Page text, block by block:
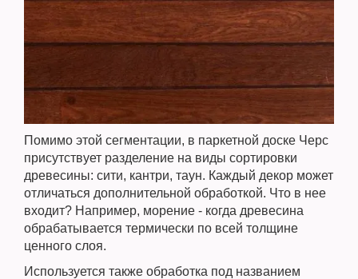
Помимо этой сегментации, в паркетной доске Черс
присутствует разделение на виды сортировки
древесины: сити, кантри, таун. Каждый декор может
отличаться дополнительной обработкой. Что в нее
входит? Например, морение - когда древесина
обрабатывается термически по всей толщине
ценного слоя.
Используется также обработка под названием